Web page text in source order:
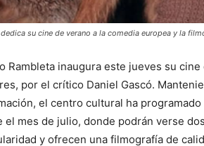
su cine de verano a la comedia europea y la
Rambleta inaugura este jueves su
por el crítico Daniel Gascó.
el centro cultural ha
el mes de julio, donde podrán verse
y ofrecen una filmografía de